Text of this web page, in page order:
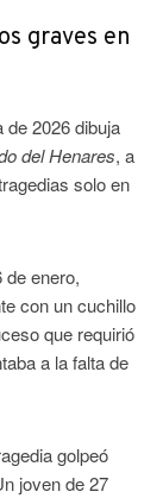
graves en
2026 dibuja
del Henares, a
solo en
enero,
con un cuchillo
que requirió
a la falta de
golpeó
joven de 27